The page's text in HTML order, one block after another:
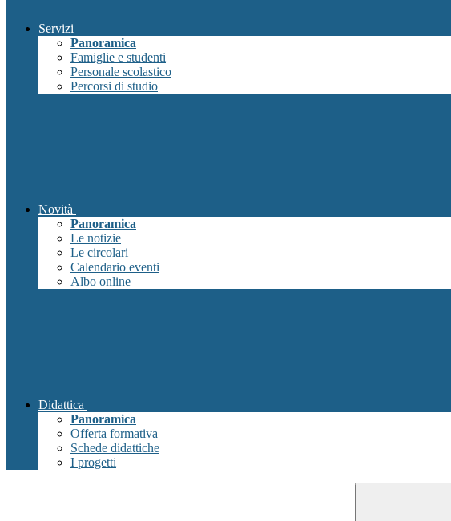
Servizi
Panoramica
Famiglie e studenti
Personale scolastico
Percorsi di studio
Novità
Panoramica
Le notizie
Le circolari
Calendario eventi
Albo online
Didattica
Panoramica
Offerta formativa
Schede didattiche
I progetti